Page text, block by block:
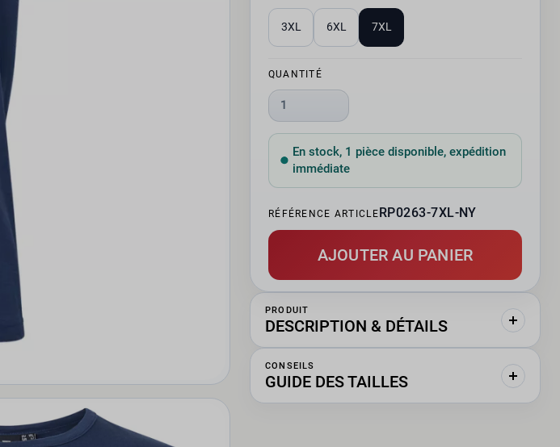
3XL 6XL 7XL
QUANTITÉ
1
En stock, 1 pièce disponible, expédition
immédiate
RÉFÉRENCE ARTICLERP0263-7XL-NY
AJOUTER AU PANIER
PRODUIT
DESCRIPTION & DÉTAILS
CONSEILS
GUIDE DES TAILLES